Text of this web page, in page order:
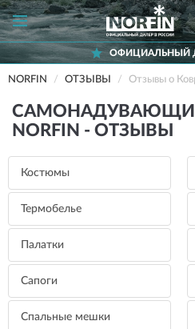
ОФИЦИАЛЬНЫЙ
NORFIN ОТЗЫВЫ Отзывы о
NORFIN - ОТЗЫВЫ
Костюмы
Термобелье
Палатки
Сапоги
Спальные мешки